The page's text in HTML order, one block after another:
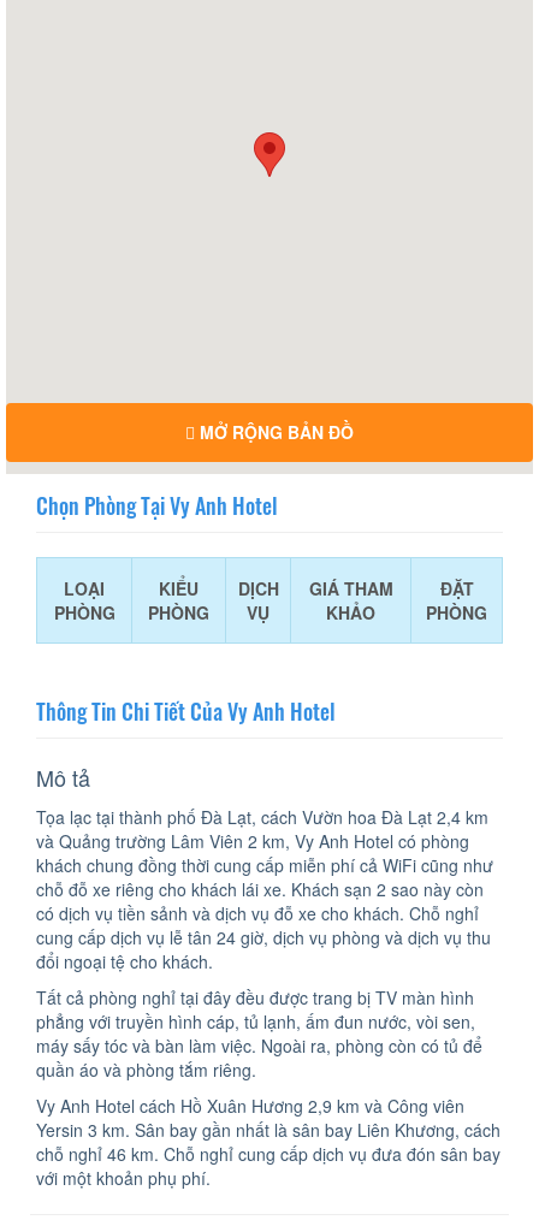
MỞ RỘNG BẢN ĐỒ
Chọn Phòng Tại Vy Anh Hotel
LOẠI
PHÒNG
KIỂU
PHÒNG
DỊCH
VỤ
GIÁ THAM
KHẢO
ĐẶT
PHÒNG
Thông Tin Chi Tiết Của Vy Anh Hotel
Mô tả
Tọa lạc tại thành phố Đà Lạt, cách Vườn hoa Đà Lạt 2,4 km
và Quảng trường Lâm Viên 2 km, Vy Anh Hotel có phòng
khách chung đồng thời cung cấp miễn phí cả WiFi cũng như
chỗ đỗ xe riêng cho khách lái xe. Khách sạn 2 sao này còn
có dịch vụ tiền sảnh và dịch vụ đỗ xe cho khách. Chỗ nghỉ
cung cấp dịch vụ lễ tân 24 giờ, dịch vụ phòng và dịch vụ thu
đổi ngoại tệ cho khách.
Tất cả phòng nghỉ tại đây đều được trang bị TV màn hình
phẳng với truyền hình cáp, tủ lạnh, ấm đun nước, vòi sen,
máy sấy tóc và bàn làm việc. Ngoài ra, phòng còn có tủ để
quần áo và phòng tắm riêng.
Vy Anh Hotel cách Hồ Xuân Hương 2,9 km và Công viên
Yersin 3 km. Sân bay gần nhất là sân bay Liên Khương, cách
chỗ nghỉ 46 km. Chỗ nghỉ cung cấp dịch vụ đưa đón sân bay
với một khoản phụ phí.